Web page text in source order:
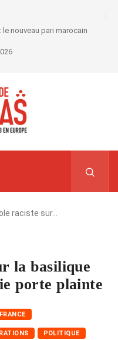
nouveau pari marocain
raciste sur…
la basilique
porte plainte
FRANCE
POLITIQUE